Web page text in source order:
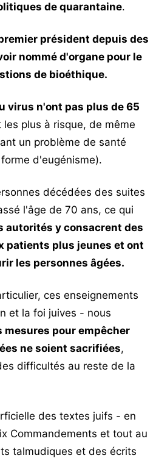
de quarantaine.
président depuis des
nommé d'organe pour le
de bioéthique.
virus n'ont pas plus de 65
plus à risque, de même
un problème de santé
d'eugénisme).
décédées des suites
l'âge de 70 ans, ce qui
autorités y consacrent des
patients plus jeunes et ont
les personnes âgées.
ces enseignements
et la foi juives - nous
mesures pour empêcher
ne soient sacrifiées,
difficultés au reste de la
des textes juifs - en
Commandements et tout au
talmudiques et des écrits